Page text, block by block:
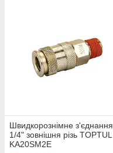
Швидкорознімне з'єднання
1/4" зовнішня різь TOPTUL
KA20SM2E